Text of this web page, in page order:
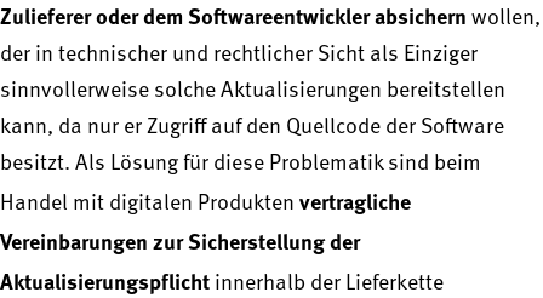
Zulieferer oder dem Softwareentwickler absichern wollen,
der in technischer und rechtlicher Sicht als Einziger
sinnvollerweise solche Aktualisierungen bereitstellen
kann, da nur er Zugriff auf den Quellcode der Software
besitzt. Als Lösung für diese Problematik sind beim
Handel mit digitalen Produkten vertragliche
Vereinbarungen zur Sicherstellung der
Aktualisierungspflicht innerhalb der Lieferkette